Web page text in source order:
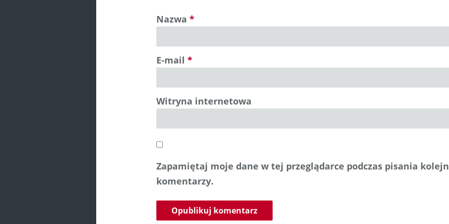
Nazwa *
E-mail *
Witryna internetowa
Zapamiętaj moje dane w tej przeglądarce podczas pisania
komentarzy.